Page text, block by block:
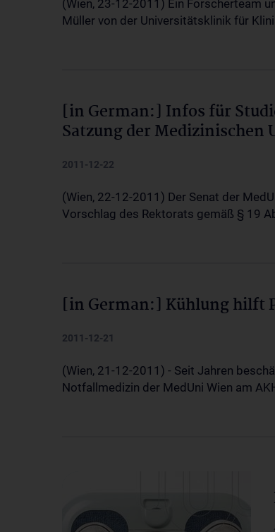
(Wien, 23-12-2011) Ein Forscherteam
Müller von der Universitätsklinik für
[in German:] Infos für
Satzung der Medizinischen
2011-12-22
(Wien, 22-12-2011) Der Senat der
Vorschlag des Rektorats gemäß § 19
[in German:] Kühlung hilft
2011-12-21
(Wien, 21-12-2011) - Seit Jahren
Notfallmedizin der MedUni Wien am